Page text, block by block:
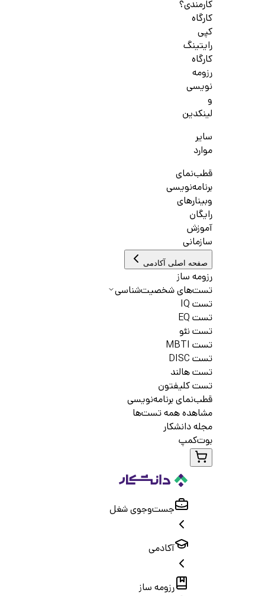
کارمندی؟
کارگاه
کپی
رایتینگ
کارگاه
رزومه
نویسی
و
لینکدین
سایر
موارد
قطب‌نمای
برنامه‌نویسی
وبینارهای
رایگان
آموزش
سازمانی
صفحه اصلی آکادمی
رزومه ساز
تست‌های شخصیت‌شناسی
تست IQ
تست EQ
تست نئو
تست MBTI
تست DISC
تست هالند
تست کلیفتون
قطب‌نمای برنامه‌نویسی
مشاهده همه تست‌ها
مجله دانشکار
بوت‌کمپ
جست‌و‌جوی شغل
آکادمی
رزومه ساز